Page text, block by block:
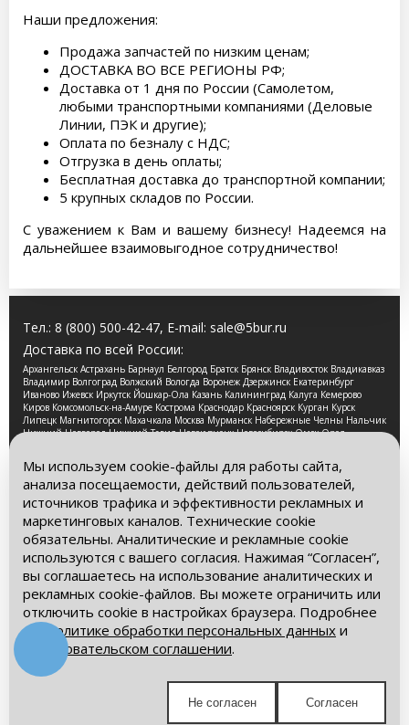
Наши предложения:
Продажа запчастей по низким ценам;
ДОСТАВКА ВО ВСЕ РЕГИОНЫ РФ;
Доставка от 1 дня по России (Самолетом,
любыми транспортными компаниями (Деловые
Линии, ПЭК и другие);
Оплата по безналу с НДС;
Отгрузка в день оплаты;
Бесплатная доставка до транспортной компании;
5 крупных складов по России.
С уважением к Вам и вашему бизнесу! Надеемся на
дальнейшее взаимовыгодное сотрудничество!
Тел.: 8 (800) 500-42-47, E-mail: sale@5bur.ru
Доставка по всей России:
Архангельск Астрахань Барнаул Белгород Братск Брянск Владивосток Владикавказ
Владимир Волгоград Волжский Вологда Воронеж Дзержинск Екатеринбург
Иваново Ижевск Иркутск Йошкар-Ола Казань Калининград Калуга Кемерово
Киров Комсомольск-на-Амуре Кострома Краснодар Красноярск Курган Курск
Липецк Магнитогорск Махачкала Москва Мурманск Набережные Челны Нальчик
Нижний Новгород Нижний Тагил Новокузнецк Новосибирск Омск Орел
Санкт-Петербург Саранск Саратов Смоленск Сочи Ставрополь Стерлитамак
Сургут Таганрог Тамбов Тверь Томск Тула Тюмень Улан-Удэ Ульяновск Уфа
Хабаровск Чебоксары Челябинск Череповец Чита Ярославль
2026 © Компания «Буровые Машины». Все права
защищены. Обращаем Ваше внимание на то, что данный
интернет-сайт носит исключительно информационный
характер и ни при каких условиях информационные
материалы и цены, размещенные на сайте, не является
публичной офертой, определяемой положениями Статьи
437 Гражданского кодекса РФ.
Политика обработки персональных данных
Пользовательское соглашение
Мы в социальных сетях:
Получите выгодное предложение!
Мы используем cookie-файлы для работы сайта,
анализа посещаемости, действий пользователей,
источников трафика и эффективности рекламных и
маркетинговых каналов. Технические cookie
обязательны. Аналитические и рекламные cookie
используются с вашего согласия. Нажимая “Согласен”,
вы соглашаетесь на использование аналитических и
рекламных cookie-файлов. Вы можете ограничить или
отключить cookie в настройках браузера. Подробнее
– в
Политике обработки персональных данных и
Пользовательском соглашении.
Согласен
Не согласен